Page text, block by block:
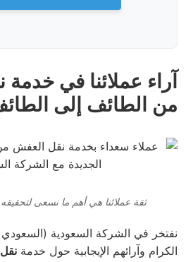
آراء عملائنا في
من الطائف إلى
ثقة عملائنا هي أهم ما نسعى
نفتخر في الشركة السعودية (السعودي
الكرام وآرائهم الإيجابية حول خدمة